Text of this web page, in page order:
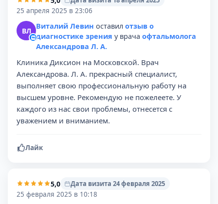
25 апреля 2025 в 23:06
ВЛ Виталий Левин оставил отзыв о
диагностике зрения у врача офтальмолога
Александрова Л. А.
Клиника Диксион на Московской. Врач
Александрова. Л. А. прекрасный специалист,
выполняет свою профессиональную работу на
высшем уровне. Рекомендую не пожелеете. У
каждого из нас свои проблемы, отнесется с
уважением и вниманием.
Лайк
5,0
Дата визита 24 февраля 2025
25 февраля 2025 в 10:18